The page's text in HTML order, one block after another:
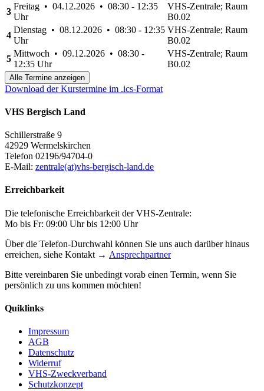
3
Freitag • 04.12.2026 • 08:30 - 12:35
Uhr
VHS-Zentrale; Raum
B0.02
4
Dienstag • 08.12.2026 • 08:30 - 12:35
Uhr
VHS-Zentrale; Raum
B0.02
5
Mittwoch • 09.12.2026 • 08:30 -
12:35 Uhr
VHS-Zentrale; Raum
B0.02
Alle Termine anzeigen
Download der Kurstermine im .ics-Format
VHS Bergisch Land
Schillerstraße 9
42929 Wermelskirchen
Telefon 02196/94704-0
E-Mail: zentrale(at)vhs-bergisch-land.de
Erreichbarkeit
Die telefonische Erreichbarkeit der VHS-Zentrale:
Mo bis Fr: 09:00 Uhr bis 12:00 Uhr
Über die Telefon-Durchwahl können Sie uns auch darüber hinaus
erreichen, siehe Kontakt → Ansprechpartner
Bitte vereinbaren Sie unbedingt vorab einen Termin, wenn Sie
persönlich zu uns kommen möchten!
Quiklinks
Impressum
AGB
Datenschutz
Widerruf
VHS-Zweckverband
Schutzkonzept